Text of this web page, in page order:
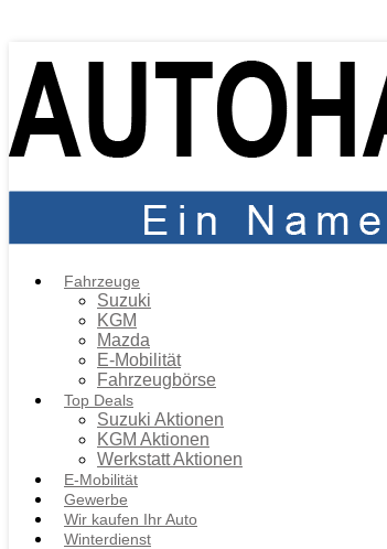
Fahrzeuge
Suzuki
KGM
Mazda
E-Mobilität
Fahrzeugbörse
Top Deals
Suzuki Aktionen
KGM Aktionen
Werkstatt Aktionen
E-Mobilität
Gewerbe
Wir kaufen Ihr Auto
Winterdienst